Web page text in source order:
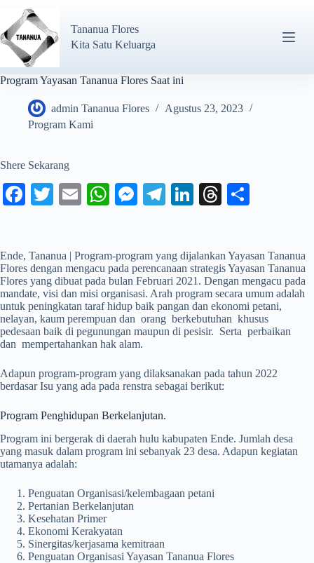
Tananua Flores
Kita Satu Keluarga
Program Yayasan Tananua Flores Saat ini
admin Tananua Flores
Agustus 23, 2023
Program Kami
Shere Sekarang
Fa
ok
T
r
E
W
A
pp
M
ng
er
Te
a
m
Li
In
T
ds
Ende, Tananua | Program-program yang dijalankan Yayasan Tananua
Flores dengan mengacu pada perencanaan strategis Yayasan Tananua
Flores yang dibuat pada bulan Februari 2021. Dengan mengacu pada
mandate, visi dan misi organisasi. Arah program secara umum adalah
untuk peningkatan taraf hidup baik pangan dan ekonomi petani,
nelayan, kaum perempuan dan orang berkebutuhan khusus
pedesaan baik di pegunungan maupun di pesisir. Serta perbaikan
dan mempertahankan hak alam.
Adapun program-program yang dilaksanakan pada tahun 2022
berdasar Isu yang ada pada renstra sebagai berikut:
Program Penghidupan Berkelanjutan.
Program ini bergerak di daerah hulu kabupaten Ende. Jumlah desa
yang masuk dalam program ini sebanyak 23 desa. Adapun kegiatan
utamanya adalah:
Penguatan Organisasi/kelembagaan petani
Pertanian Berkelanjutan
Kesehatan Primer
Ekonomi Kerakyatan
Sinergitas/kerjasama kemitraan
Penguatan Organisasi Yayasan Tananua Flores